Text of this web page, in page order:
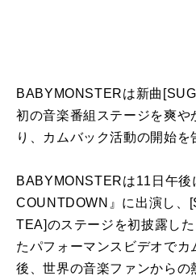
BABYMONSTERは新曲
初の音楽番組ステージを爽
り、カムバック活動の開始を
BABYMONSTERは11日午後
COUNTDOWN』に出演し、
TEA]のステージを初披露し
たパフォーマンスビデオでカ
後、世界の音楽ファンからの